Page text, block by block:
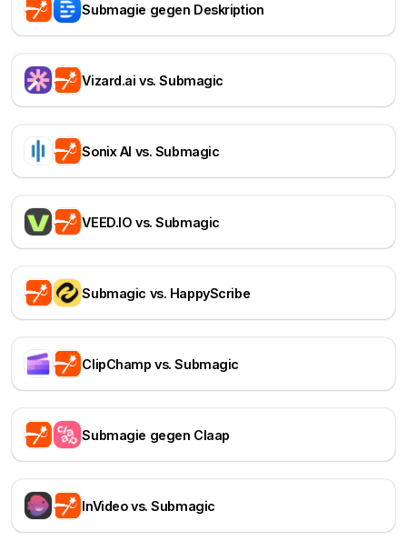
Submagie gegen Deskription
Vizard.ai vs. Submagic
Sonix AI vs. Submagic
VEED.IO vs. Submagic
Submagic vs. HappyScribe
ClipChamp vs. Submagic
Submagie gegen Claap
InVideo vs. Submagic